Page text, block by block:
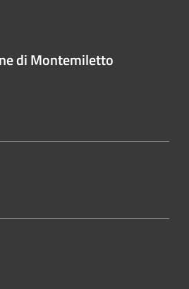
di Montemiletto